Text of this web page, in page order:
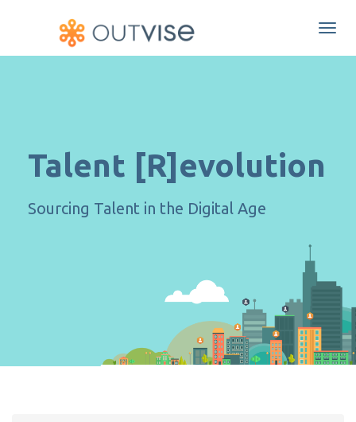
Talent [R]evolution
Sourcing Talent in the Digital Age